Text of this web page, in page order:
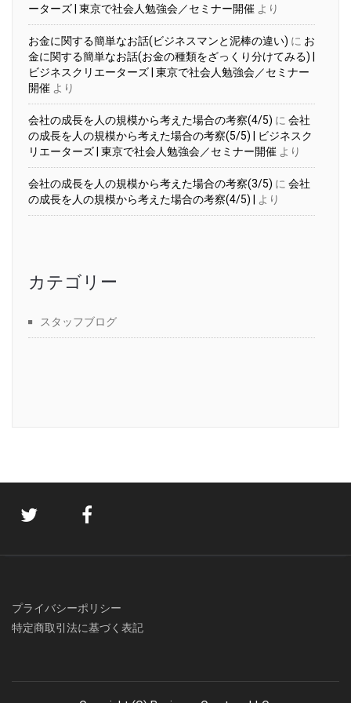
ーターズ | 東京で社会人勉強会／セミナー開催 より
お金に関する簡単なお話(ビジネスマンと泥棒の違い) に お
金に関する簡単なお話(お金の種類をざっくり分けてみる) |
ビジネスクリエーターズ | 東京で社会人勉強会／セミナー
開催 より
会社の成長を人の規模から考えた場合の考察(4/5) に 会社
の成長を人の規模から考えた場合の考察(5/5) | ビジネスク
リエーターズ | 東京で社会人勉強会／セミナー開催 より
会社の成長を人の規模から考えた場合の考察(3/5) に 会社
の成長を人の規模から考えた場合の考察(4/5) |
より
カテゴリー
スタッフブログ
プライバシーポリシー
特定商取引法に基づく表記